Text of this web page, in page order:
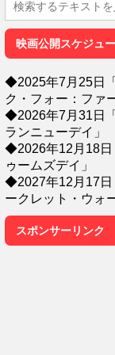
映画公開スケジュ
◆2025年7月25日
ク・フォー：ファ
◆2026年7月31日
ランニューデイ」
◆2026年12月18日
ゥームズデイ」
◆2027年12月17日
ークレット・ウォ
スポンサーリンク